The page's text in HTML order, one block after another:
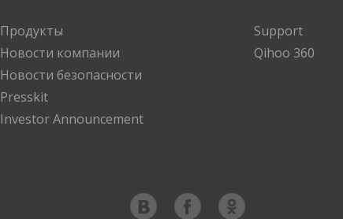
Продукты
Новости компании
Новости безопасности
Presskit
Investor Announcement
Support
Qihoo 360